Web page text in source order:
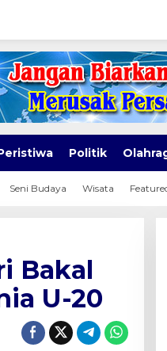
Politik
Seni Budaya Wisata
Bakal
U-20